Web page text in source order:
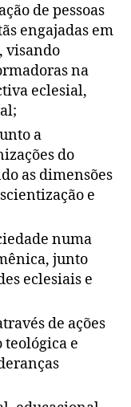
de pessoas
engajadas em
visando
na
eclesial,
a
do
as dimensões
e
numa
junto
eclesiais e
de ações
e